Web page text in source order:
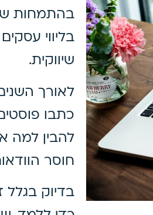
בליווי
שיווקית.
לאורך
כתבו
להבין למה
חוסר
בדיוק